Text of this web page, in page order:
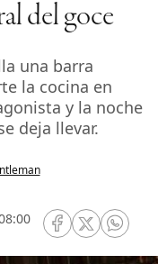
del goce
una barra
la cocina en
y la noche
deja llevar.
RRSS Facebook
RRSSRRSS